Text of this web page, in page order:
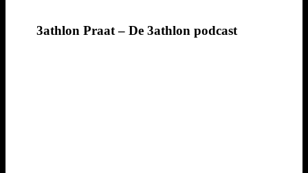
3athlon Praat – De 3athlon podcast